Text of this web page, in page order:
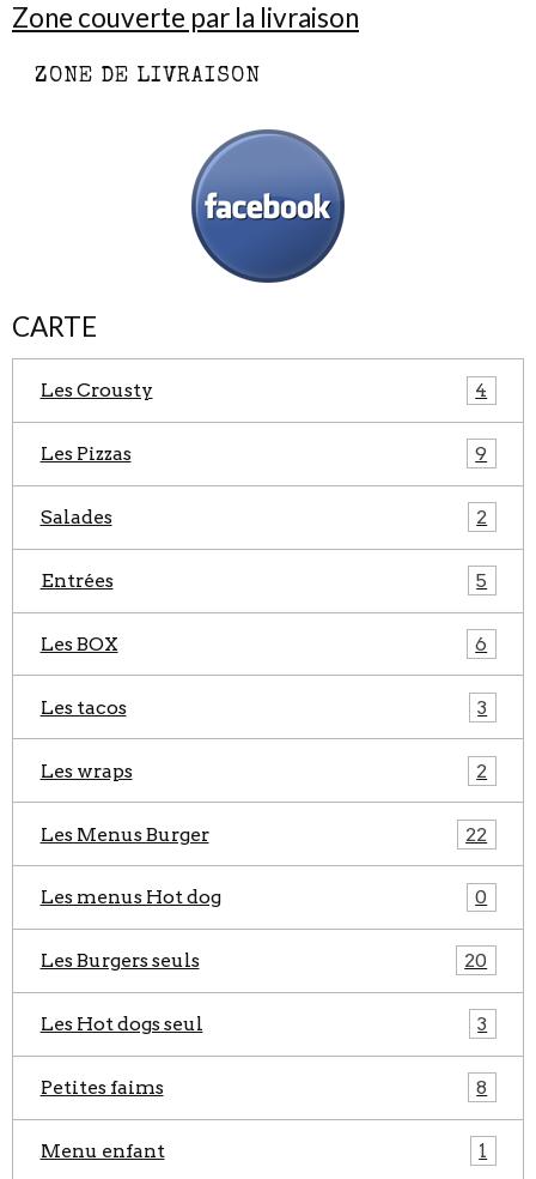
Zone couverte par la livraison
ZONE DE LIVRAISON
CARTE
Les Crousty 4
Les Pizzas 9
Salades 2
Entrées 5
Les BOX 6
Les tacos 3
Les wraps 2
Les Menus Burger 22
Les menus Hot dog 0
Les Burgers seuls 20
Les Hot dogs seul 3
Petites faims 8
Menu enfant 1